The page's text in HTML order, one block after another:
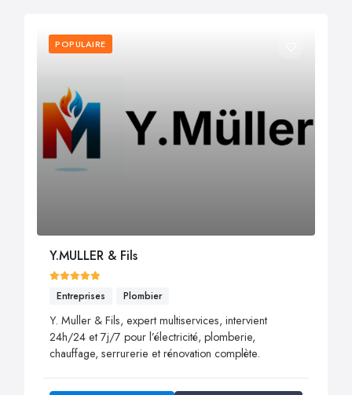
POPULAIRE
Y.MULLER & Fils
Entreprises Plombier
Y. Muller & Fils, expert multiservices, intervient
24h/24 et 7j/7 pour l’électricité, plomberie,
chauffage, serrurerie et rénovation complète.